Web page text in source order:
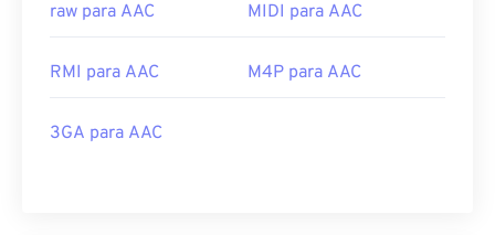
raw para AAC MIDI para AAC
RMI para AAC M4P para AAC
3GA para AAC